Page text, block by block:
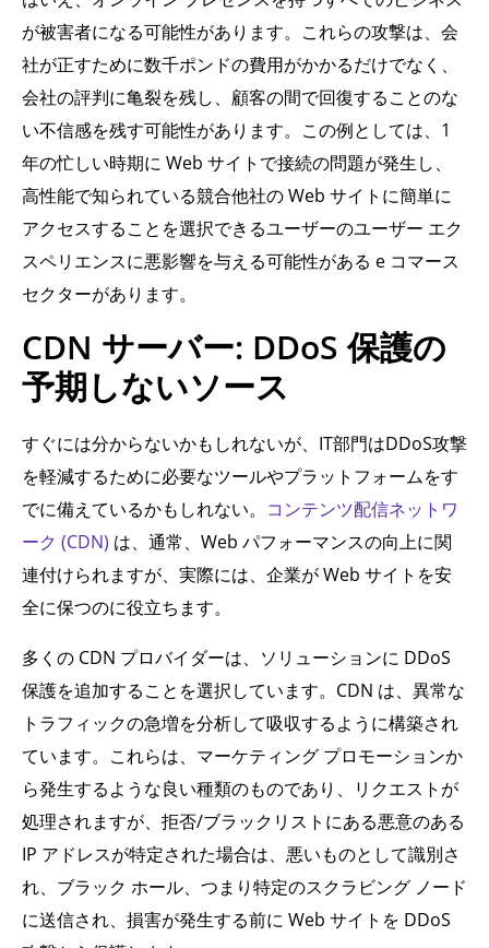
が被害者になる可能性があります。これらの攻撃は、会
社が正すために数千ポンドの費用がかかるだけでなく、
会社の評判に亀裂を残し、顧客の間で回復することのな
い不信感を残す可能性があります。この例としては、1
年の忙しい時期に Web サイトで接続の問題が発生し、
高性能で知られている競合他社の Web サイトに簡単に
アクセスすることを選択できるユーザーのユーザー エク
スペリエンスに悪影響を与える可能性がある e コマース
セクターがあります。
CDN サーバー: DDoS 保護の
予期しないソース
すぐには分からないかもしれないが、IT部門はDDoS攻撃
を軽減するために必要なツールやプラットフォームをす
でに備えているかもしれない。 コンテンツ配信ネットワ
ーク (CDN) は、通常、Web パフォーマンスの向上に関
連付けられますが、実際には、企業が Web サイトを安
全に保つのに役立ちます。
多くの CDN プロバイダーは、ソリューションに DDoS
保護を追加することを選択しています。CDN は、異常な
トラフィックの急増を分析して吸収するように構築され
ています。これらは、マーケティング プロモーションか
ら発生するような良い種類のものであり、リクエストが
処理されますが、拒否/ブラックリストにある悪意のある
IP アドレスが特定された場合は、悪いものとして識別さ
れ、ブラック ホール、つまり特定のスクラビング ノード
に送信され、損害が発生する前に Web サイトを DDoS